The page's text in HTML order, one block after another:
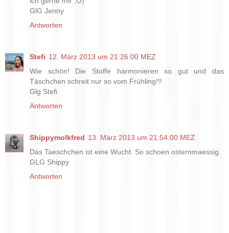
GlG Jenny
Antworten
Stefi 12. März 2013 um 21:26:00 MEZ
Wie schön! Die Stoffe harmonieren so gut und das
Täschchen schreit nur so vom Frühling!!!
Glg Stefi
Antworten
Shippymolkfred 13. März 2013 um 21:54:00 MEZ
Das Taeschchen ist eine Wucht. So schoen osternmaessig.
GLG Shippy
Antworten